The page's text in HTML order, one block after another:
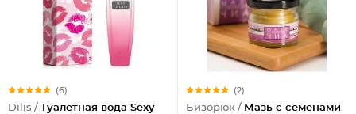
(6)
Dilis / Туалетная вода Sexy
(2)
Бизорюк / Мазь с семенами